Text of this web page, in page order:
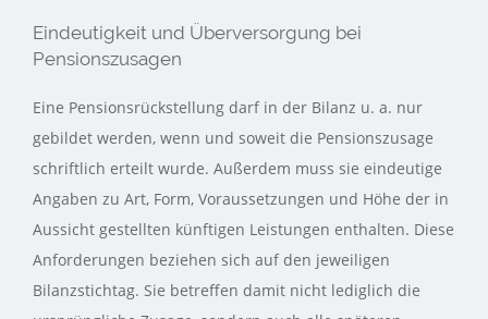
Eindeutigkeit und Überversorgung bei
Pensionszusagen
Eine Pensionsrückstellung darf in der Bilanz u. a. nur
gebildet werden, wenn und soweit die Pensionszusage
schriftlich erteilt wurde. Außerdem muss sie eindeutige
Angaben zu Art, Form, Voraussetzungen und Höhe der in
Aussicht gestellten künftigen Leistungen enthalten. Diese
Anforderungen beziehen sich auf den jeweiligen
Bilanzstichtag. Sie betreffen damit nicht lediglich die